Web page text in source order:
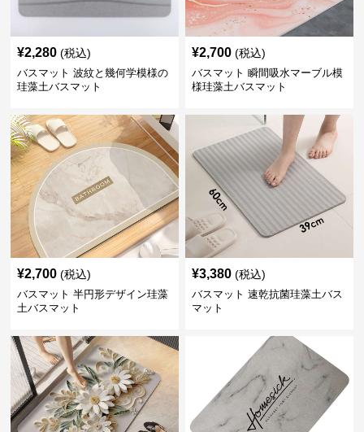
¥2,280 (税込)
バスマット 波紋と幾何学模様の
珪藻土バスマット
¥2,700 (税込)
バスマット 瞬間吸水マーブル模
様珪藻土バスマット
¥2,700 (税込)
バスマット 半円形デザイン珪藻
土バスマット
¥3,380 (税込)
バスマット 速乾抗菌珪藻土バス
マット